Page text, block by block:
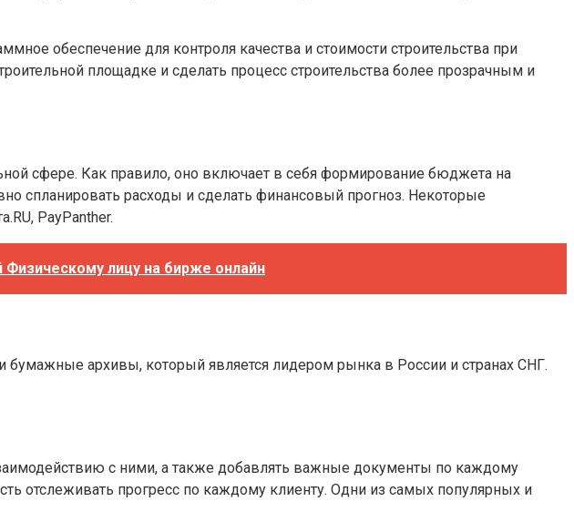
обеспечение для контроля качества и стоимости строительства при
площадке и сделать процесс строительства более прозрачным и
сфере. Как правило, оно включает в себя формирование бюджета на
спланировать расходы и сделать финансовый прогноз. Некоторые
PayPanther.
лицу на бирже онлайн
архивы, который является лидером рынка в России и странах СНГ.
с ними, а также добавлять важные документы по каждому
отслеживать прогресс по каждому клиенту. Одни из самых популярных и